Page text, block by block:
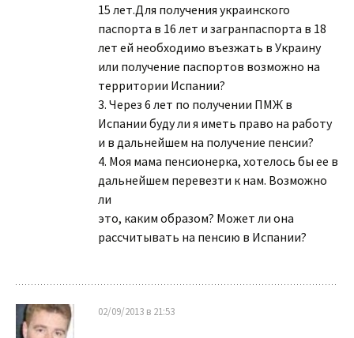
15 лет.Для получения украинского
паспорта в 16 лет и загранпаспорта в 18
лет ей необходимо въезжать в Украину
или получение паспортов возможно на
территории Испании?
3. Через 6 лет по получении ПМЖ в
Испании буду ли я иметь право на работу
и в дальнейшем на получение пенсии?
4. Моя мама пенсионерка, хотелось бы ее в
дальнейшем перевезти к нам. Возможно
ли
это, каким образом? Может ли она
рассчитывать на пенсию в Испании?
02/09/2013 в 21:53